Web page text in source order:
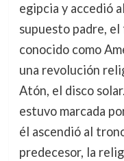
egipcia y accedió
supuesto padre, el
conocido como
una revolución
Atón, el disco
estuvo marcada
él ascendió al
predecesor, la